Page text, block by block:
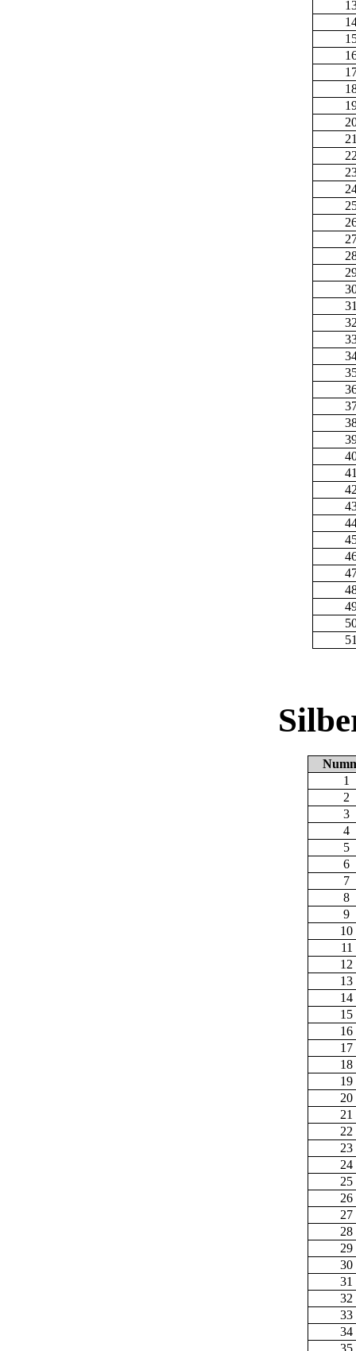
1
2
3
4
5
6
7
8
9
10
11
12
13
14
15
16
17
18
19
20
21
22
23
24
25
26
27
28
29
30
31
32
33
34
35